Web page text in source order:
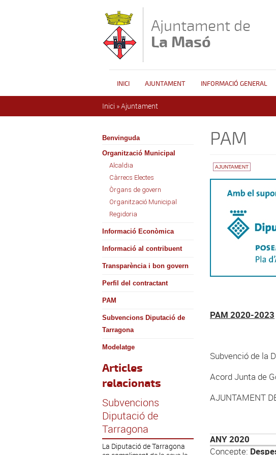
Ajuntament de
La Masó
INICI AJUNTAMENT INFORMACIÓ GENERAL
Inici »Ajuntament
Benvinguda
Organització Municipal
Alcaldia
Càrrecs Electes
Òrgans de govern
Organització Municipal
Regidoria
Informació Econòmica
Informació al contribuent
Transparència i bon govern
Perfil del contractant
PAM
Subvencions Diputació de
Tarragona
Modelatge
Articles
relacionats
Subvencions
Diputació de
Tarragona
La Diputació de Tarragona
PAM
AJUNTAMENT
PAM 2020-2023
Subvenció de la
Acord Junta de
AJUNTAMENT
ANY 2020
Concepte: